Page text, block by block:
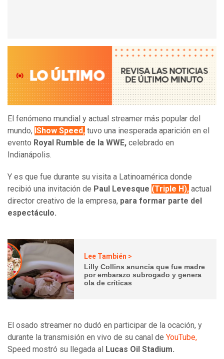
El fenómeno mundial y actual streamer más popular del
mundo, IShow Speed, tuvo una inesperada aparición en el
evento Royal Rumble de la WWE, celebrado en
Indianápolis.
Y es que fue durante su visita a Latinoamérica donde
recibió una invitación de Paul Levesque (Triple H), actual
director creativo de la empresa, para formar parte del
espectáculo.
Lee También >
Lilly Collins anuncia que fue madre
por embarazo subrogado y genera
ola de críticas
El osado streamer no dudó en participar de la ocación, y
durante la transmisión en vivo de su canal de YouTube,
Speed mostró su llegada al Lucas Oil Stadium.